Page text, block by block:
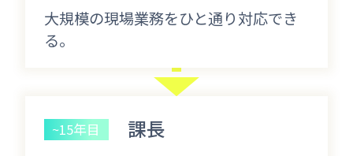
大規模の現場業務をひと通り対応でき
る。
~15年目 課長